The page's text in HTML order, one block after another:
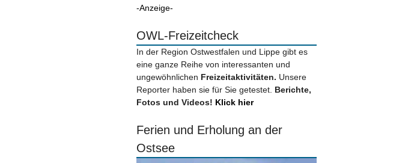
-Anzeige-
OWL-Freizeitcheck
In der Region Ostwestfalen und Lippe gibt es
eine ganze Reihe von interessanten und
ungewöhnlichen Freizeitaktivitäten. Unsere
Reporter haben sie für Sie getestet. Berichte,
Fotos und Videos! Klick hier
Ferien und Erholung an der
Ostsee